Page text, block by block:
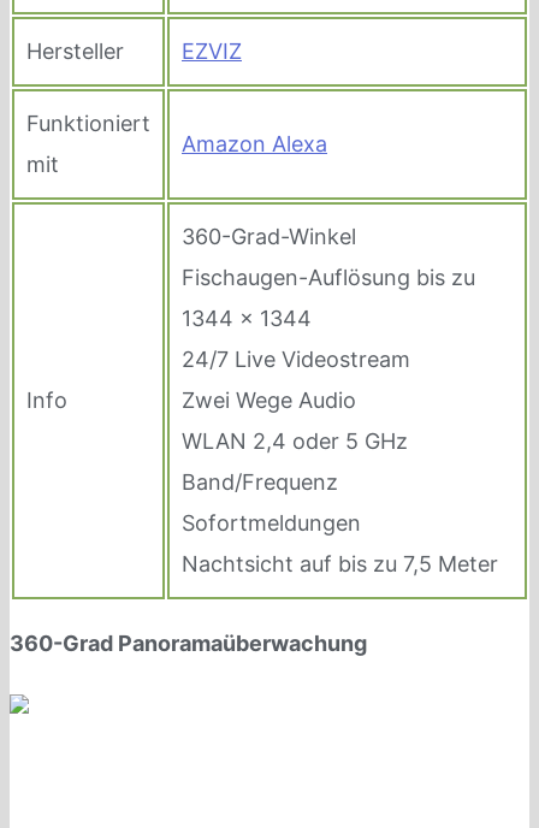
Hersteller EZVIZ
Funktioniert
mit
Amazon Alexa
Info
360-Grad-Winkel
Fischaugen-Auflösung bis zu
1344 x 1344
24/7 Live Videostream
Zwei Wege Audio
WLAN 2,4 oder 5 GHz
Band/Frequenz
Sofortmeldungen
Nachtsicht auf bis zu 7,5 Meter
360-Grad Panoramaüberwachung